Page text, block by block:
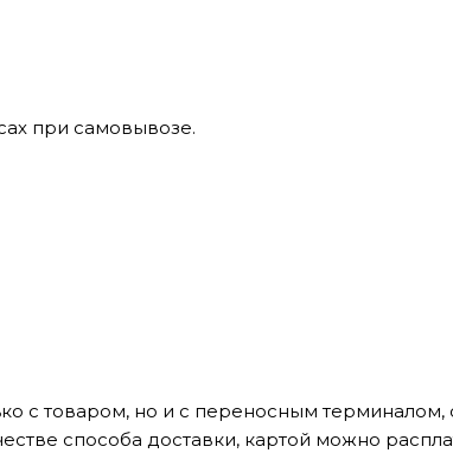
при самовывозе.
с товаром, но и с переносным
способа доставки, картой можно